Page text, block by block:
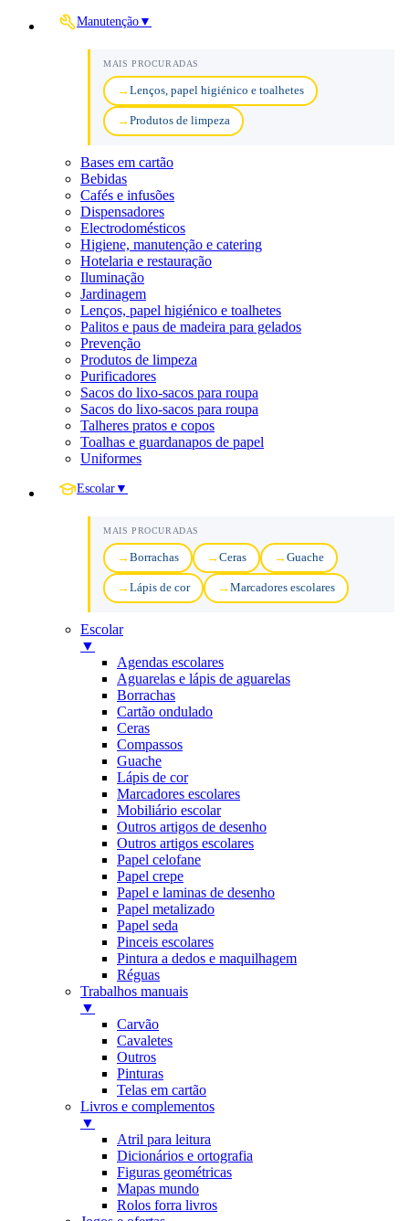
Manutenção ▼
MAIS PROCURADAS
Lenços, papel higiénico e toalhetes
Produtos de limpeza
Bases em cartão
Bebidas
Cafés e infusões
Dispensadores
Electrodomésticos
Higiene, manutenção e catering
Hotelaria e restauração
Iluminação
Jardinagem
Lenços, papel higiénico e toalhetes
Palitos e paus de madeira para gelados
Prevenção
Produtos de limpeza
Purificadores
Sacos do lixo-sacos para roupa
Sacos do lixo-sacos para roupa
Talheres pratos e copos
Toalhas e guardanapos de papel
Uniformes
Escolar ▼
MAIS PROCURADAS
Borrachas Ceras Guache
Lápis de cor Marcadores escolares
Escolar
▼
Agendas escolares
Aguarelas e lápis de aguarelas
Borrachas
Cartão ondulado
Ceras
Compassos
Guache
Lápis de cor
Marcadores escolares
Mobiliário escolar
Outros artigos de desenho
Outros artigos escolares
Papel celofane
Papel crepe
Papel e laminas de desenho
Papel metalizado
Papel seda
Pinceis escolares
Pintura a dedos e maquilhagem
Réguas
Trabalhos manuais
▼
Carvão
Cavaletes
Outros
Pinturas
Telas em cartão
Livros e complementos
▼
Atril para leitura
Dicionários e ortografia
Figuras geométricas
Mapas mundo
Rolos forra livros